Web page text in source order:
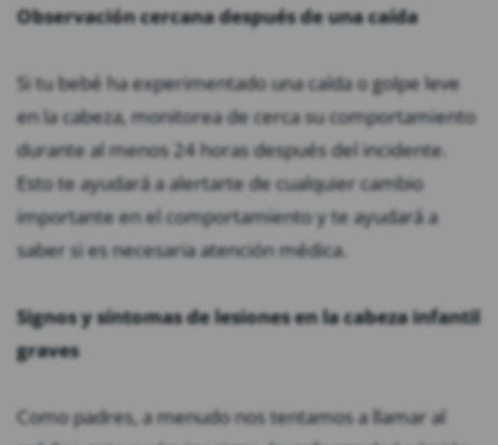
Observación cercana después de una caída
Si tu bebé ha experimentado una caída o golpe leve
en la cabeza, monitorea de cerca su comportamiento
durante al menos 24 horas después del incidente.
Esto te ayudará a alertarte de cualquier cambio
importante en el comportamiento y te ayudará a
saber si es necesaria atención médica.
Signos y síntomas de lesiones en la cabeza infantil
graves
Como padres, a menudo nos tentamos a llamar al